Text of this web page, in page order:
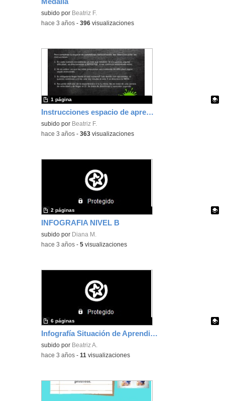
Contenido educativo.
subido por Beatriz F.
-hace 3 años -396 visualizaciones
Instrucciones espacio de aprendizaje
Contenido educativo.
subido por Beatriz F.
1 página
-hace 3 años -363 visualizaciones
INFOGRAFIA NIVEL B
Contenido educativo.
subido por Diana M.
2 páginas
-hace 3 años -5 visualizaciones
Infografía Situación de Aprendizaje
Contenido educativo.
subido por Beatriz A.
6 páginas
-hace 3 años -11 visualizaciones